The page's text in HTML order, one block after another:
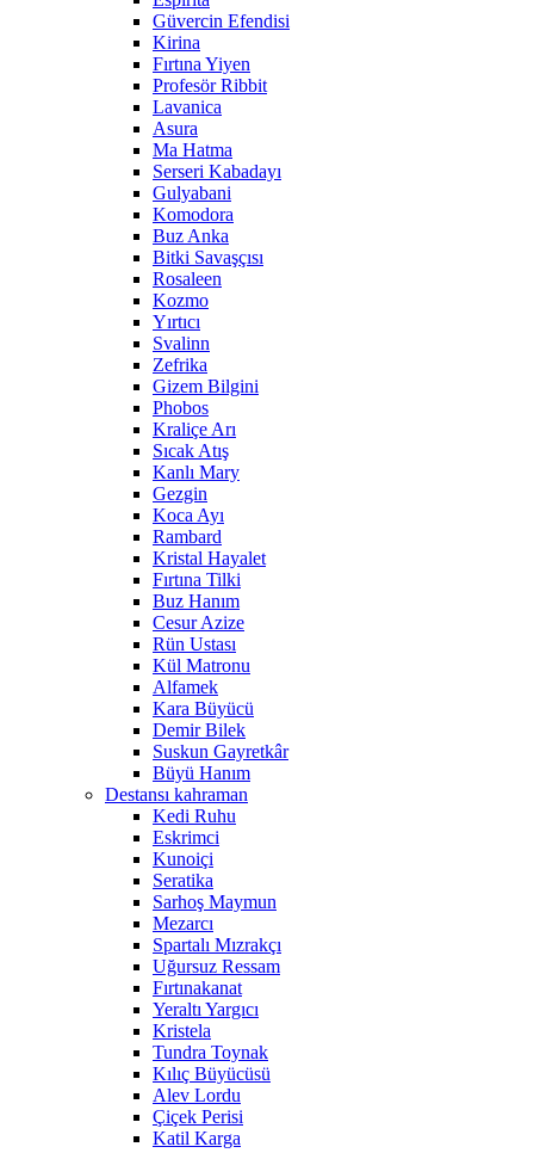
Güvercin Efendisi
Kirina
Fırtına Yiyen
Profesör Ribbit
Lavanica
Asura
Ma Hatma
Serseri Kabadayı
Gulyabani
Komodora
Buz Anka
Bitki Savaşçısı
Rosaleen
Kozmo
Yırtıcı
Svalinn
Zefrika
Gizem Bilgini
Phobos
Kraliçe Arı
Sıcak Atış
Kanlı Mary
Gezgin
Koca Ayı
Rambard
Kristal Hayalet
Fırtına Tilki
Buz Hanım
Cesur Azize
Rün Ustası
Kül Matronu
Alfamek
Kara Büyücü
Demir Bilek
Suskun Gayretkâr
Büyü Hanım
Destansı kahraman
Kedi Ruhu
Eskrimci
Kunoiçi
Seratika
Sarhoş Maymun
Mezarcı
Spartalı Mızrakçı
Uğursuz Ressam
Fırtınakanat
Yeraltı Yargıcı
Kristela
Tundra Toynak
Kılıç Büyücüsü
Alev Lordu
Çiçek Perisi
Katil Karga